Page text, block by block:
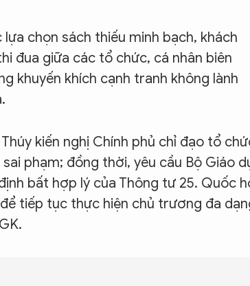
chọn sách thiếu minh bạch, khách
đua giữa các tổ chức, cá nhân biên
khuyến khích cạnh tranh không lành
kiến nghị Chính phủ chỉ đạo tổ
phạm; đồng thời, yêu cầu Bộ Giáo
bất hợp lý của Thông tư 25. Quốc
tiếp tục thực hiện chủ trương đa